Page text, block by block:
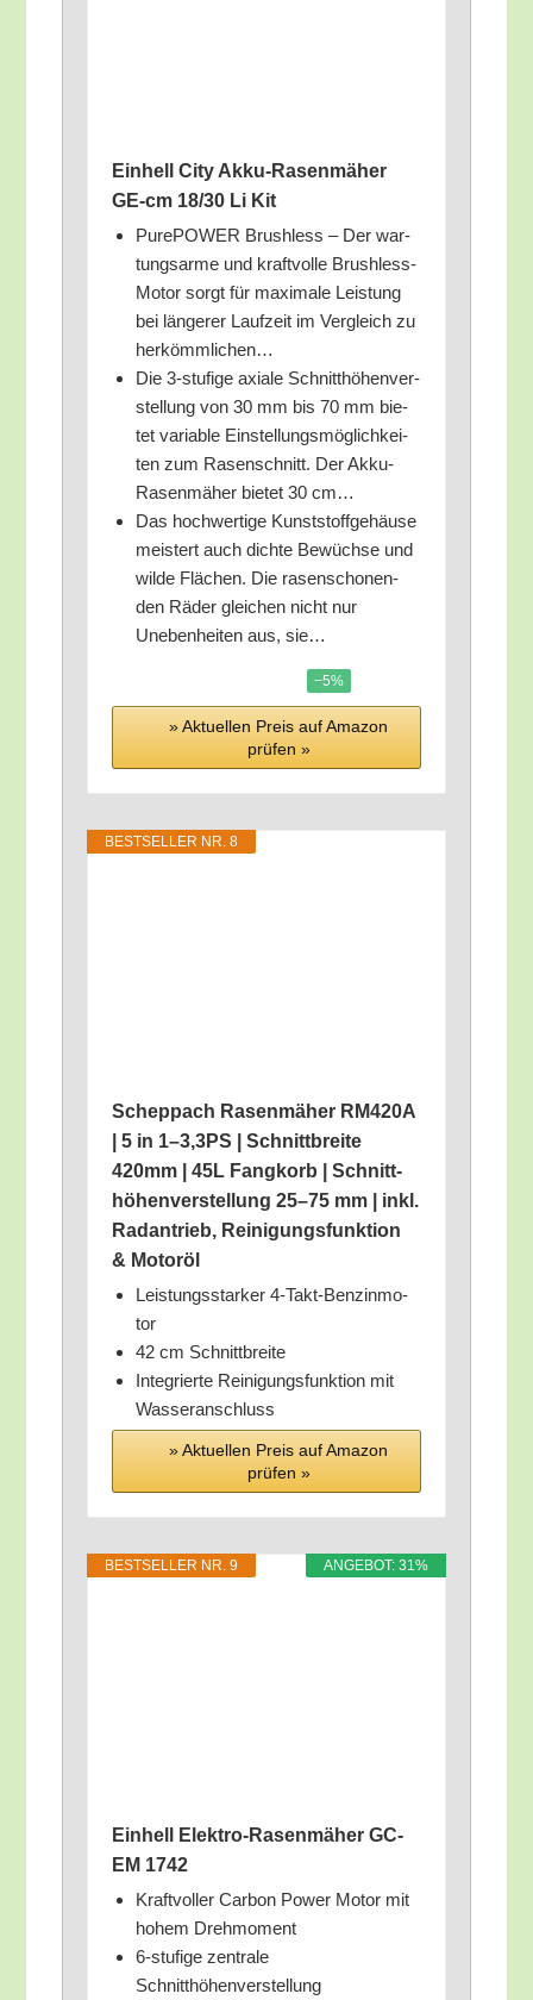
Ein­hell City Akku-Rasen­mä­her
GE-cm 18/​30 Li Kit
Pur­ePOWER Brushl­ess – Der war­
tungs­ar­me und kraft­vol­le Brushl­ess-
Motor sorgt für maxi­ma­le Leis­tung
bei län­ge­rer Lauf­zeit im Ver­gleich zu
herkömmlichen…
Die 3‑stufige axia­le Schnitt­hö­hen­ver­
stel­lung von 30 mm bis 70 mm bie­
tet varia­ble Ein­stel­lungs­mög­lich­kei­
ten zum Rasen­schnitt. Der Akku-
Rasen­mä­her bie­tet 30 cm…
Das hoch­wer­ti­ge Kunst­stoff­ge­häu­se
meis­tert auch dich­te Bewüch­se und
wil­de Flä­chen. Die rasen­scho­nen­
den Räder glei­chen nicht nur
Uneben­hei­ten aus, sie…
−5%
» Aktu­el­len Preis auf Ama­zon
prü­fen »
BEST­SEL­LER NR. 8
Schepp­ach Rasen­mä­her RM420A
| 5 in 1–3,3PS | Schnitt­brei­te
420mm | 45L Fang­korb | Schnitt­
hö­hen­ver­stel­lung 25–75 mm | inkl.
Rad­an­trieb, Rei­ni­gungs­funk­ti­on
& Motoröl
Leis­tungs­star­ker 4‑Takt-Ben­zin­mo­
tor
42 cm Schnittbreite
Inte­grier­te Rei­ni­gungs­funk­ti­on mit
Wasseranschluss
» Aktu­el­len Preis auf Ama­zon
prü­fen »
ANGE­BOT: 31%
BEST­SEL­LER NR. 9
Ein­hell Elek­tro-Rasen­mä­her GC-
EM 1742
Kraft­vol­ler Car­bon Power Motor mit
hohem Drehmoment
6‑stufige zen­tra­le
Schnitthöhenverstellung